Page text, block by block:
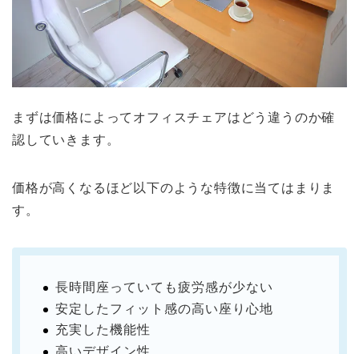
まずは価格によってオフィスチェアはどう違うのか確
認していきます。
価格が高くなるほど以下のような特徴に当てはまりま
す。
長時間座っていても疲労感が少ない
安定したフィット感の高い座り心地
充実した機能性
高いデザイン性